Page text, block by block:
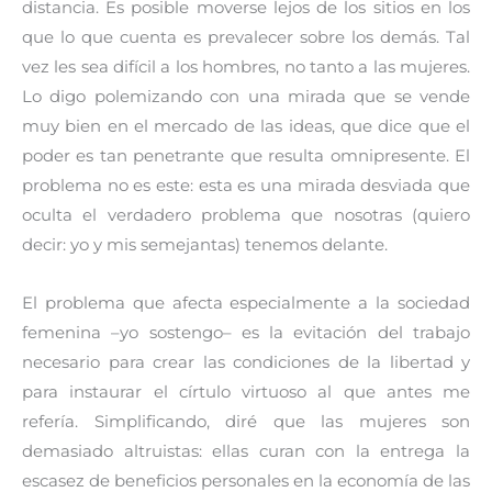
distancia. Es posible moverse lejos de los sitios en los
que lo que cuenta es prevalecer sobre los demás. Tal
vez les sea difícil a los hombres, no tanto a las mujeres.
Lo digo polemizando con una mirada que se vende
muy bien en el mercado de las ideas, que dice que el
poder es tan penetrante que resulta omnipresente. El
problema no es este: esta es una mirada desviada que
oculta el verdadero problema que nosotras (quiero
decir: yo y mis semejantas) tenemos delante.
El problema que afecta especialmente a la sociedad
femenina –yo sostengo– es la evitación del trabajo
necesario para crear las condiciones de la libertad y
para instaurar el círtulo virtuoso al que antes me
refería. Simplificando, diré que las mujeres son
demasiado altruistas: ellas curan con la entrega la
escasez de beneficios personales en la economía de las